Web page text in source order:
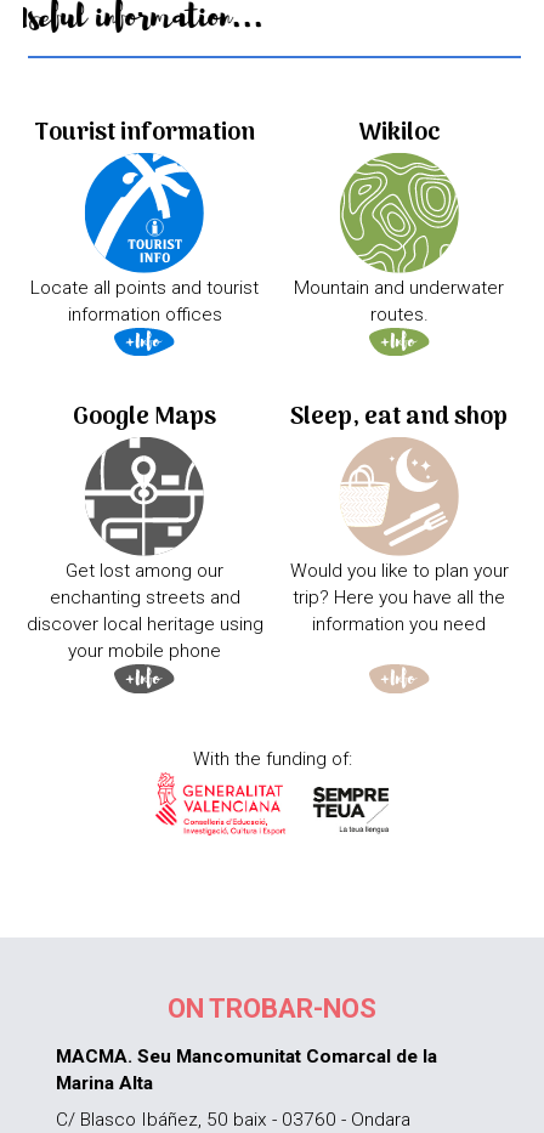
Useful information...
Tourist information
Locate all points and tourist
information offices
Wikiloc
Mountain and underwater
routes.
Google Maps
Get lost among our
enchanting streets and
discover local heritage using
your mobile phone
Sleep, eat and shop
Would you like to plan your
trip? Here you have all the
information you need
With the funding of:
ON TROBAR-NOS
MACMA. Seu Mancomunitat Comarcal de la
Marina Alta
C/ Blasco Ibáñez, 50 baix - 03760 - Ondara